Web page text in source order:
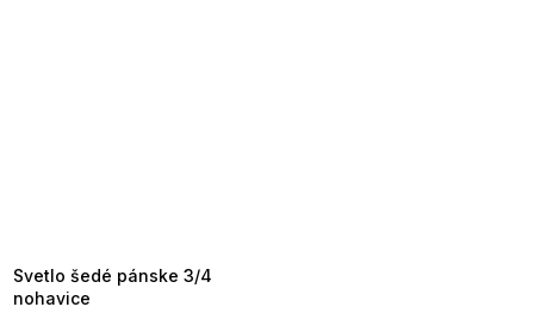
Svetlo šedé pánske 3/4
nohavice